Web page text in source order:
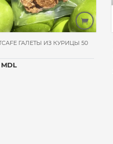
ГАЛЕТЫ ИЗ КУРИЦЫ 50